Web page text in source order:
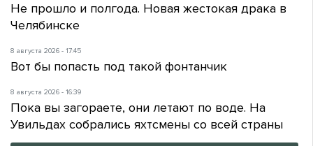
Не прошло и полгода. Новая жестокая драка в
Челябинске
8 августа 2026 - 17:45
Вот бы попасть под такой фонтанчик
8 августа 2026 - 16:39
Пока вы загораете, они летают по воде. На
Увильдах собрались яхтсмены со всей страны